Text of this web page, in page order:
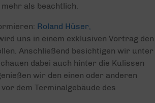
als beachtlich.
Roland Hüser,
uns in einem exklusiven Vortrag den
Anschließend besichtigen wir unter
dabei auch hinter die Kulissen
wir den einen oder anderen
dem Terminalgebäude des